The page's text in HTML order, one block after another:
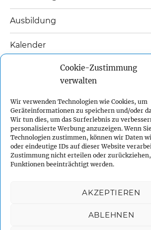
Cookie-Zustimmung
verwalten
Wir verwenden Technologien wie Cookies, um
Geräteinformationen zu speichern und/oder
Wir tun dies, um das Surferlebnis zu
personalisierte Werbung anzuzeigen. Wenn
Technologien zustimmen, können wir Daten
oder eindeutige IDs auf dieser Website
Zustimmung nicht erteilen oder
Funktionen beeinträchtigt werden.
AKZEPTIEREN
ABLEHNEN
Ausbildung
Kalender
Impressum
Datenschutzerklärung
Cookie-Richtlinie (EU)